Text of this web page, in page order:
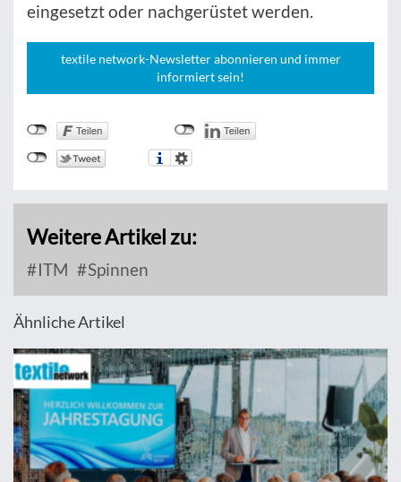
eingesetzt oder nachgerüstet werden.
textile network-Newsletter abonnieren und immer
informiert sein!
Weitere Artikel zu:
ITM Spinnen
Ähnliche Artikel